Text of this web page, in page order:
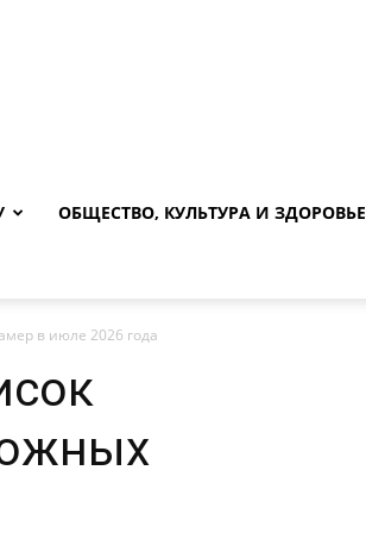
ОБЩЕСТВО, КУЛЬТУРА И ЗДОРОВЬЕ
в июле 2026 года